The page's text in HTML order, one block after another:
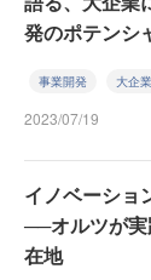
発のポテンシ
事業開発 大企業
2023/07/19
イノベーショ
──オルツが
在地